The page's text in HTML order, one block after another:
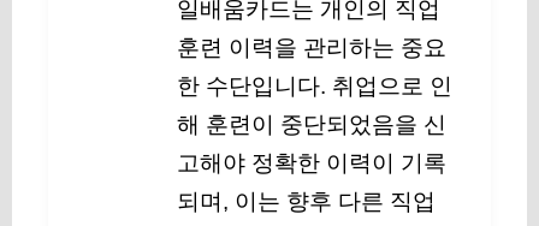
일배움카드는 개인의 직업
훈련 이력을 관리하는 중요
한 수단입니다. 취업으로 인
해 훈련이 중단되었음을 신
고해야 정확한 이력이 기록
되며, 이는 향후 다른 직업